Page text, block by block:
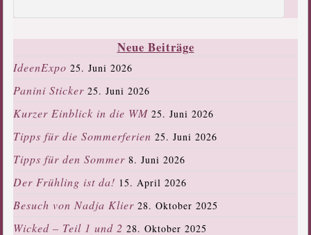
Neue Beiträge
IdeenExpo 25. Juni 2026
Panini Sticker 25. Juni 2026
Kurzer Einblick in die WM 25. Juni 2026
Tipps für die Sommerferien 25. Juni 2026
Tipps für den Sommer 8. Juni 2026
Der Frühling ist da! 15. April 2026
Besuch von Nadja Klier 28. Oktober 2025
Wicked – Teil 1 und 2 28. Oktober 2025